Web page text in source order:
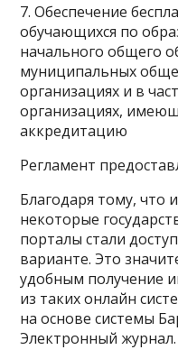
7. Обеспечение
обучающихся по
начального общего
муниципальных
организациях и в
организациях,
аккредитацию
Регламент
Благодаря тому, что
некоторые
порталы стали
варианте. Это
удобным получение
из таких онлайн
на основе системы
Электронный журнал.